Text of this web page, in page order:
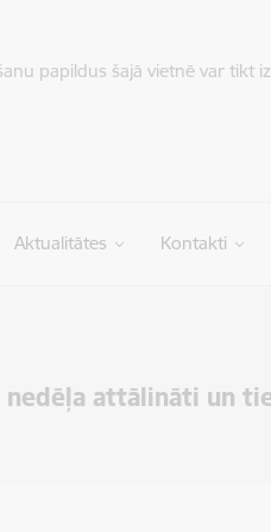
papildus šajā vietnē var tikt
Aktualitātes Kontakti
attālināti un